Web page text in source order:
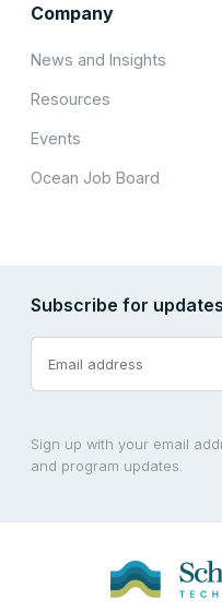
Company
News and Insights
Resources
Events
Ocean Job Board
Subscribe for updates
Sign up with your email
and program updates.